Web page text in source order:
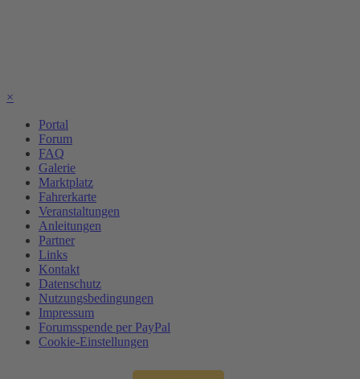
×
Portal
Forum
FAQ
Galerie
Marktplatz
Fahrerkarte
Veranstaltungen
Anleitungen
Partner
Links
Kontakt
Datenschutz
Nutzungsbedingungen
Impressum
Forumsspende per PayPal
Cookie-Einstellungen